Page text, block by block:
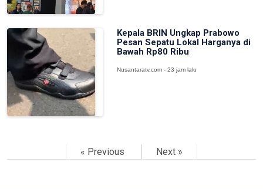
Kepala BRIN Ungkap Prabowo
Pesan Sepatu Lokal Harganya di
Bawah Rp80 Ribu
Nusantaratv.com - 23 jam lalu
« Previous Next »